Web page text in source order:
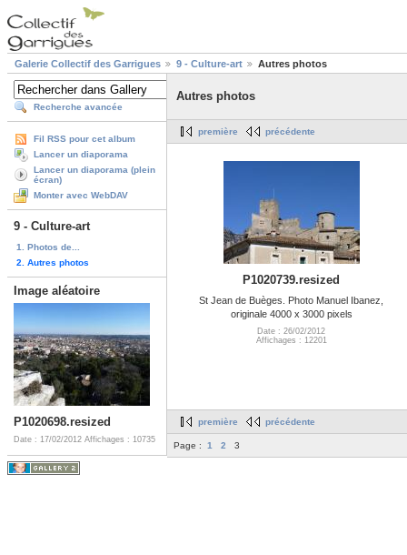
Galerie Collectif des Garrigues 9 - Culture-art Autres photos
Recherche avancée
Fil RSS pour cet album
Lancer un diaporama
Lancer un diaporama (plein
écran)
Monter avec WebDAV
9 - Culture-art
1. Photos de...
2. Autres photos
Image aléatoire
P1020698.resized
Date : 17/02/2012 Affichages : 10735
Autres photos
première précédente
P1020739.resized
St Jean de Buèges. Photo Manuel Ibanez,
originale 4000 x 3000 pixels
Date : 26/02/2012
Affichages : 12201
première précédente
Page : 1 2 3